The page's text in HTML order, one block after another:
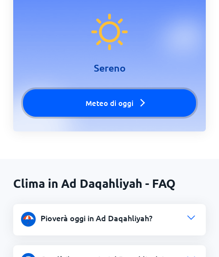
Sereno
Meteo di oggi
Clima in Ad Daqahliyah - FAQ
Pioverà oggi in Ad Daqahliyah?